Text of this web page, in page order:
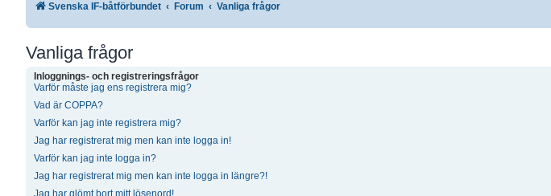
Svenska IF-båtförbundet Forum Vanliga frågor
Vanliga frågor
Inloggnings- och registreringsfrågor
Varför måste jag ens registrera mig?
Vad är COPPA?
Varför kan jag inte registrera mig?
Jag har registrerat mig men kan inte logga in!
Varför kan jag inte logga in?
Jag har registrerat mig men kan inte logga in längre?!
Jag har glömt bort mitt lösenord!